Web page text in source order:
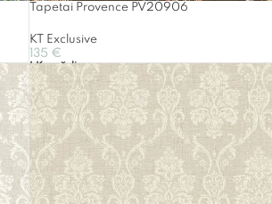
Tapetai Provence PV20906
KT Exclusive
135 €
Į Krepšelį